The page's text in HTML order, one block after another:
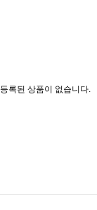
등록된 상품이 없습니다.